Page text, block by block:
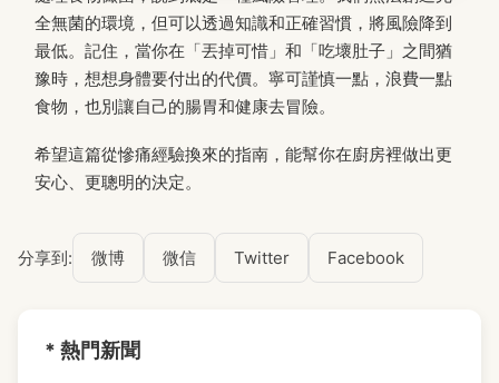
全無菌的環境，但可以透過知識和正確習慣，將風險降到
最低。記住，當你在「丟掉可惜」和「吃壞肚子」之間猶
豫時，想想身體要付出的代價。寧可謹慎一點，浪費一點
食物，也別讓自己的腸胃和健康去冒險。
希望這篇從慘痛經驗換來的指南，能幫你在廚房裡做出更
安心、更聰明的決定。
分享到: 微博 微信 Twitter Facebook
* 熱門新聞